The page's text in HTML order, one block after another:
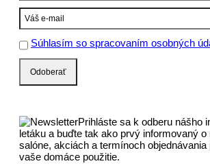
Súhlasím so spracovaním osobných
Prihláste sa k odberu nášho
letáku a buďte tak ako prvý informovaný
salóne, akciách a termínoch
vaše domáce použitie.